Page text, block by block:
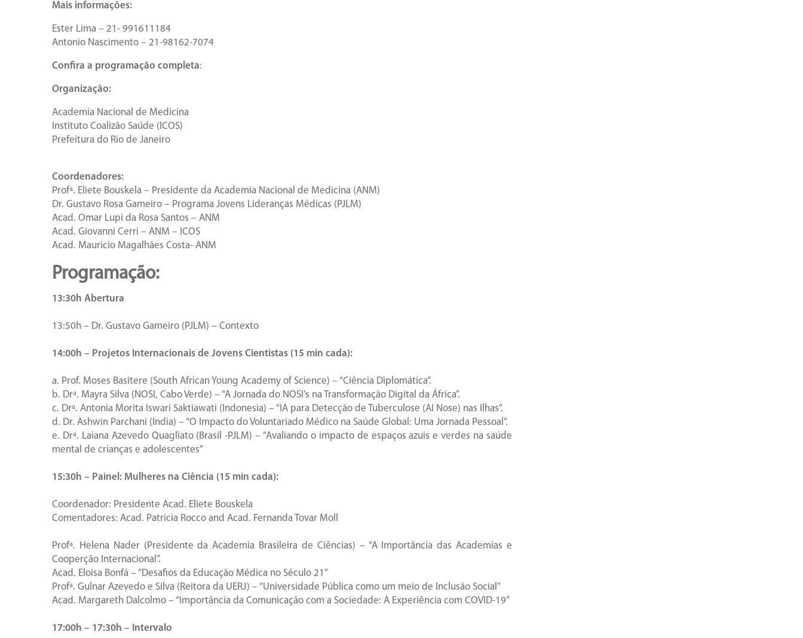
Mais informações:
Ester Lima – 21- 991611184
Antonio Nascimento – 21-98162-7074
Confira a programação completa:
Organização:
Academia Nacional de Medicina
Instituto Coalizão Saúde (ICOS)
Prefeitura do Rio de Janeiro
Coordenadores:
Profª. Eliete Bouskela – Presidente da Academia Nacional de Medicina (ANM)
Dr. Gustavo Rosa Gameiro – Programa Jovens Lideranças Médicas (PJLM)
Acad. Omar Lupi da Rosa Santos – ANM
Acad. Giovanni Cerri – ANM – ICOS
Acad. Mauricio Magalhães Costa- ANM
Programação:
13:30h Abertura
13:50h – Dr. Gustavo Gameiro (PJLM) – Contexto
14:00h – Projetos Internacionais de Jovens Cientistas (15 min cada):
a. Prof. Moses Basitere (South African Young Academy of Science) – “Ciência Diplomática”.
b. Drª. Mayra Silva (NOSI, Cabo Verde) – “A Jornada do NOSI’s na Transformação Digital da África”.
c. Drª. Antonia Morita Iswari Saktiawati (Indonesia) – “IA para Detecção de Tuberculose (AI Nose) nas Ilhas”.
d. Dr. Ashwin Parchani (India) – “O Impacto do Voluntariado Médico na Saúde Global: Uma Jornada Pessoal”.
e. Drª. Laiana Azevedo Quagliato (Brasil -PJLM) – “Avaliando o impacto de espaços azuis e verdes na saúde
mental de crianças e adolescentes”
15:30h – Painel: Mulheres na Ciência (15 min cada):
Coordenador: Presidente Acad. Eliete Bouskela
Comentadores: Acad. Patricia Rocco and Acad. Fernanda Tovar Moll
Profª. Helena Nader (Presidente da Academia Brasileira de Ciências) – “A Importância das Academias e
Cooperção Internacional”.
Acad. Eloisa Bonfá – “Desafios da Educação Médica no Século 21”
Profª. Gulnar Azevedo e Silva (Reitora da UERJ) – “Universidade Pública como um meio de Inclusão Social”
Acad. Margareth Dalcolmo – “Importância da Comunicação com a Sociedade: A Experiência com COVID-19”
17:00h – 17:30h – Intervalo